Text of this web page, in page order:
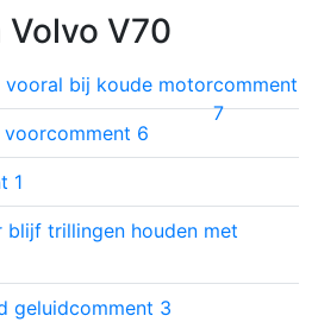
V70
vooral bij koude motorcomment
7
voorcomment 6
1
blijf trillingen houden met
geluidcomment 3